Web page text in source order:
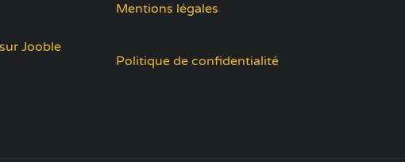
Jooble
Mentions légales
Politique de confidentialité